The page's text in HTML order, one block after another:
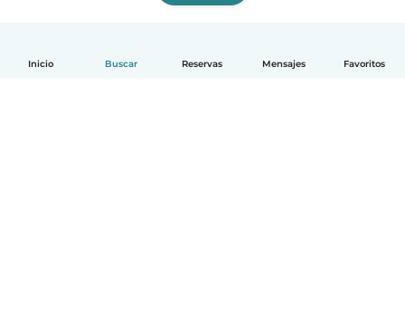
Inicio Buscar Reservas Mensajes Favoritos